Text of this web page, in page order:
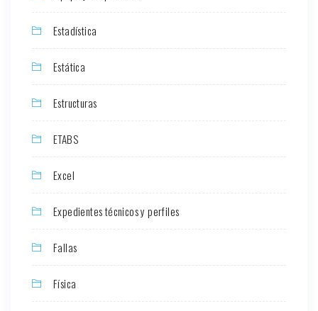
Estadística
Estática
Estructuras
ETABS
Excel
Expedientes técnicos y perfiles
Fallas
Física